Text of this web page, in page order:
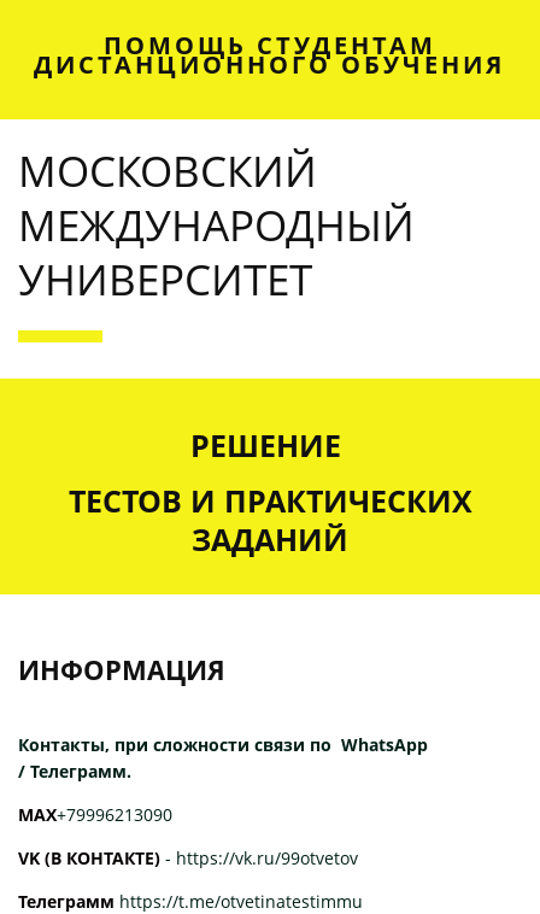
ПОМОЩЬ СТУДЕНТАМ
ДИСТАНЦИОННОГО ОБУЧЕНИЯ
МОСКОВСКИЙ
МЕЖДУНАРОДНЫЙ
УНИВЕРСИТЕТ
РЕШЕНИЕ
ТЕСТОВ И ПРАКТИЧЕСКИХ
ЗАДАНИЙ
ИНФОРМАЦИЯ
Контакты, при сложности связи по WhatsApp
/ Телеграмм.
МАХ+79996213090
VK (В КОНТАКТЕ) - https://vk.ru/99otvetov
Телеграмм https://t.me/otvetinatestimmu